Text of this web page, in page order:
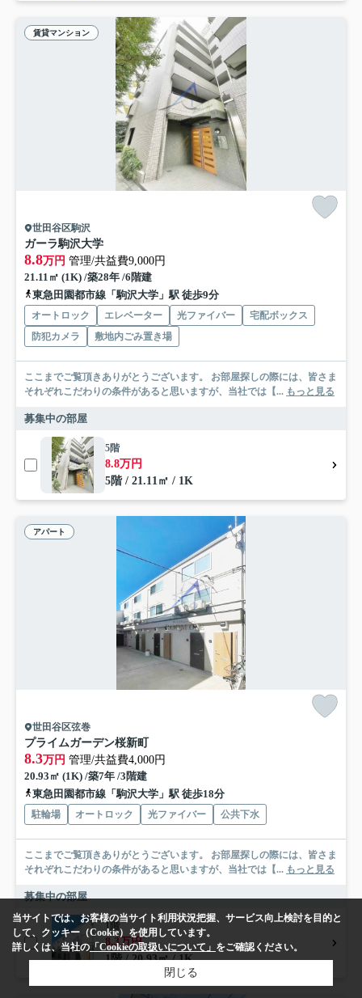
賃貸マンション
世田谷区駒沢
ガーラ駒沢大学
8.8万円 管理/共益費9,000円
21.11㎡ (1K) /築28年 /6階建
東急田園都市線「駒沢大学」駅 徒歩9分
オートロック エレベーター 光ファイバー
宅配ボックス
防犯カメラ
敷地内ごみ置き場
ここまでご覧頂きありがとうございます。 お部屋探しの際には、皆さま
それぞれこだわりの条件があると思いますが、当社では【... もっと見る
募集中の部屋
5階
8.8万円
5階 / 21.11㎡ / 1K
アパート
世田谷区弦巻
プライムガーデン桜新町
8.3万円 管理/共益費4,000円
20.93㎡ (1K) /築7年 /3階建
東急田園都市線「駒沢大学」駅 徒歩18分
駐輪場 オートロック 光ファイバー 公共下水
ここまでご覧頂きありがとうございます。 お部屋探しの際には、皆さま
それぞれこだわりの条件があると思いますが、当社では【... もっと見る
募集中の部屋
1階
8.3万円
1階 / 20.93㎡ / 1K
当サイトでは、お客様の当サイト利用状況把握、サービス向上検討を目的と
して、クッキー（Cookie）を使用しています。
詳しくは、当社の「Cookieの取扱いについて」 をご確認ください。
閉じる